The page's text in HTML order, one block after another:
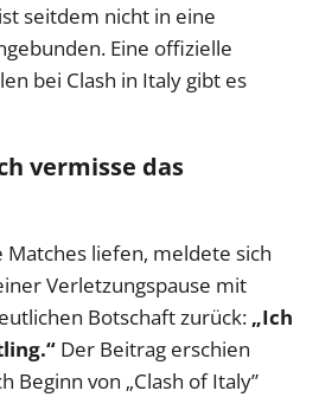
seitdem nicht in eine
Eine offizielle
bei Clash in Italy gibt es
vermisse das
Matches liefen, meldete sich
Verletzungspause mit
Botschaft zurück: „Ich
Der Beitrag erschien
Beginn von „Clash of Italy”